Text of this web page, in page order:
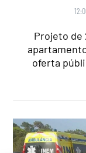
Projeto de
oferta